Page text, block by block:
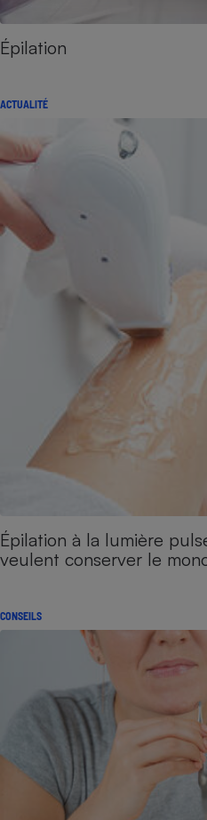
Épilation
ACTUALITÉ
Épilation à la lumière
veulent conserver le
CONSEILS